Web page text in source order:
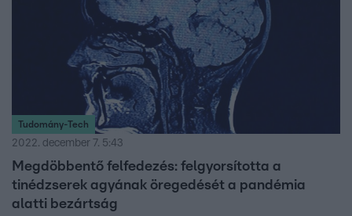
Tudomány-Tech
2022. december 7. 5:43
Megdöbbentő felfedezés: felgyorsította a
tinédzserek agyának öregedését a pandémia
alatti bezártság